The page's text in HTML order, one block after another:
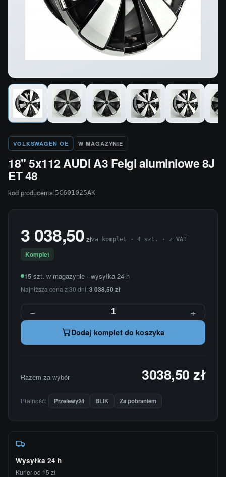
VOLKSWAGEN OE W MAGAZYNIE
18" 5x112 AUDI A3 Felgi aluminiowe 8J
ET 48
kod producenta:5C601025AK
3 038,50 złza komplet · 4 szt. · z VAT
Komplet
15 szt. w magazynie · wysyłka 24 h
Najniższa cena z 30 dni:3 038,50 zł
− +
Dodaj komplet do koszyka
Razem za wybór 3038,50 zł
Płatność: Przelewy24 BLIK Za pobraniem
Wysyłka 24 h
Kurier od 15 zł